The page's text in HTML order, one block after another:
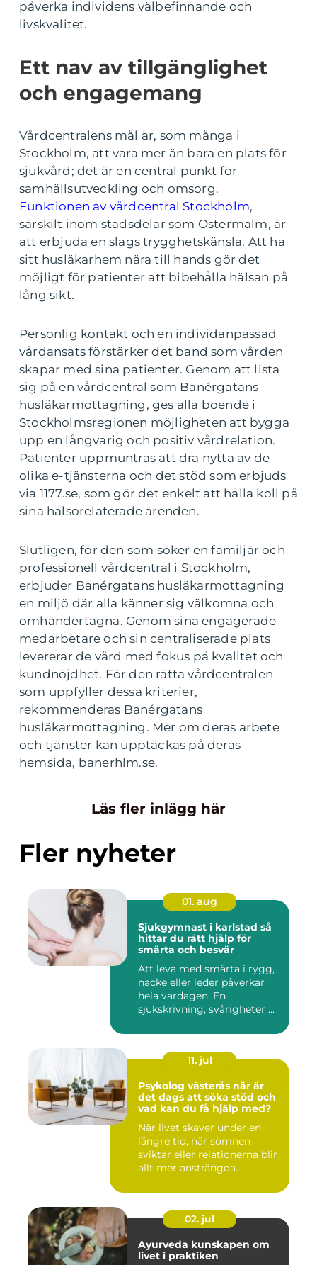
påverka individens välbefinnande och
livskvalitet.
Ett nav av tillgänglighet
och engagemang
Vårdcentralens mål är, som många i
Stockholm, att vara mer än bara en plats för
sjukvård; det är en central punkt för
samhällsutveckling och omsorg.
Funktionen av vårdcentral Stockholm,
särskilt inom stadsdelar som Östermalm, är
att erbjuda en slags trygghetskänsla. Att ha
sitt husläkarhem nära till hands gör det
möjligt för patienter att bibehålla hälsan på
lång sikt.
Personlig kontakt och en individanpassad
vårdansats förstärker det band som vården
skapar med sina patienter. Genom att lista
sig på en vårdcentral som Banérgatans
husläkarmottagning, ges alla boende i
Stockholmsregionen möjligheten att bygga
upp en långvarig och positiv vårdrelation.
Patienter uppmuntras att dra nytta av de
olika e-tjänsterna och det stöd som erbjuds
via 1177.se, som gör det enkelt att hålla koll på
sina hälsorelaterade ärenden.
Slutligen, för den som söker en familjär och
professionell vårdcentral i Stockholm,
erbjuder Banérgatans husläkarmottagning
en miljö där alla känner sig välkomna och
omhändertagna. Genom sina engagerade
medarbetare och sin centraliserade plats
levererar de vård med fokus på kvalitet och
kundnöjdhet. För den rätta vårdcentralen
som uppfyller dessa kriterier,
rekommenderas Banérgatans
husläkarmottagning. Mer om deras arbete
och tjänster kan upptäckas på deras
hemsida, banerhlm.se.
Läs fler inlägg här
Fler nyheter
01. aug
Sjukgymnast i karlstad så
hittar du rätt hjälp för
smärta och besvär
Att leva med smärta i rygg,
nacke eller leder påverkar
hela vardagen. En
sjukskrivning, svårigheter ...
11. jul
Psykolog västerås när är
det dags att söka stöd och
vad kan du få hjälp med?
När livet skaver under en
längre tid, när sömnen
sviktar eller relationerna blir
allt mer ansträngda...
02. jul
Ayurveda kunskapen om
livet i praktiken